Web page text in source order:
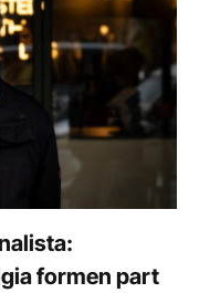
formen part